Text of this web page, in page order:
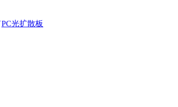
PC光扩散板